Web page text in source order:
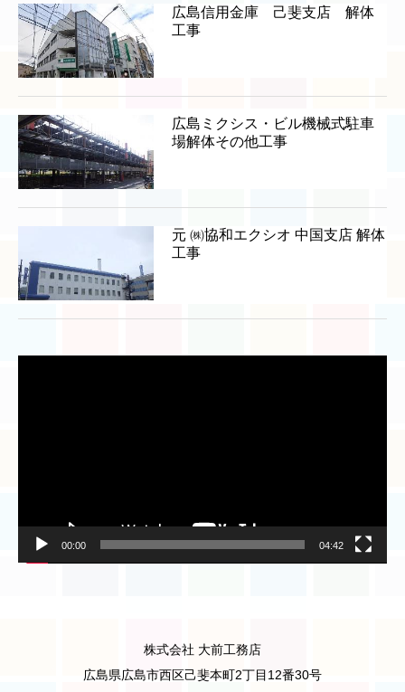
広島信用金庫 己斐支店 解体
工事
広島ミクシス・ビル機械式駐車
場解体その他工事
元 ㈱協和エクシオ 中国支店 解体
工事
動
00:00 04:42
株式会社 大前工務店
広島県広島市西区己斐本町2丁目12番30号